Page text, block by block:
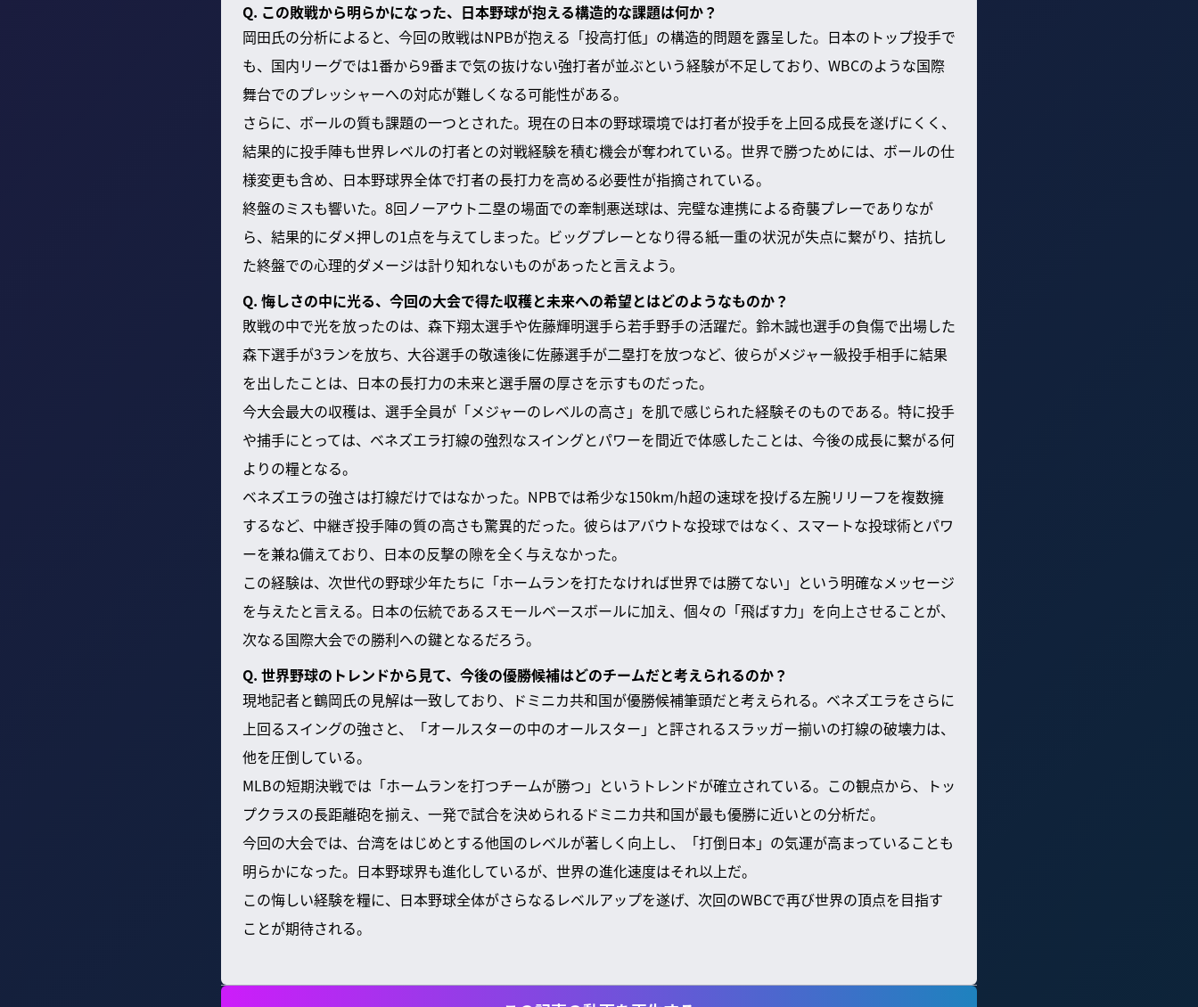
Q. この敗戦から明らかになった、日本野球が抱える構造的な課題は何か？
岡田氏の分析によると、今回の敗戦はNPBが抱える「投高打低」の構造的問題を露呈した。日本のトップ投手で
も、国内リーグでは1番から9番まで気の抜けない強打者が並ぶという経験が不足しており、WBCのような国際
舞台でのプレッシャーへの対応が難しくなる可能性がある。
さらに、ボールの質も課題の一つとされた。現在の日本の野球環境では打者が投手を上回る成長を遂げにくく、
結果的に投手陣も世界レベルの打者との対戦経験を積む機会が奪われている。世界で勝つためには、ボールの仕
様変更も含め、日本野球界全体で打者の長打力を高める必要性が指摘されている。
終盤のミスも響いた。8回ノーアウト二塁の場面での牽制悪送球は、完璧な連携による奇襲プレーでありなが
ら、結果的にダメ押しの1点を与えてしまった。ビッグプレーとなり得る紙一重の状況が失点に繋がり、拮抗し
た終盤での心理的ダメージは計り知れないものがあったと言えよう。
Q. 悔しさの中に光る、今回の大会で得た収穫と未来への希望とはどのようなものか？
敗戦の中で光を放ったのは、森下翔太選手や佐藤輝明選手ら若手野手の活躍だ。鈴木誠也選手の負傷で出場した
森下選手が3ランを放ち、大谷選手の敬遠後に佐藤選手が二塁打を放つなど、彼らがメジャー級投手相手に結果
を出したことは、日本の長打力の未来と選手層の厚さを示すものだった。
今大会最大の収穫は、選手全員が「メジャーのレベルの高さ」を肌で感じられた経験そのものである。特に投手
や捕手にとっては、ベネズエラ打線の強烈なスイングとパワーを間近で体感したことは、今後の成長に繋がる何
よりの糧となる。
ベネズエラの強さは打線だけではなかった。NPBでは希少な150km/h超の速球を投げる左腕リリーフを複数擁
するなど、中継ぎ投手陣の質の高さも驚異的だった。彼らはアバウトな投球ではなく、スマートな投球術とパワ
ーを兼ね備えており、日本の反撃の隙を全く与えなかった。
この経験は、次世代の野球少年たちに「ホームランを打たなければ世界では勝てない」という明確なメッセージ
を与えたと言える。日本の伝統であるスモールベースボールに加え、個々の「飛ばす力」を向上させることが、
次なる国際大会での勝利への鍵となるだろう。
Q. 世界野球のトレンドから見て、今後の優勝候補はどのチームだと考えられるのか？
現地記者と鶴岡氏の見解は一致しており、ドミニカ共和国が優勝候補筆頭だと考えられる。ベネズエラをさらに
上回るスイングの強さと、「オールスターの中のオールスター」と評されるスラッガー揃いの打線の破壊力は、
他を圧倒している。
MLBの短期決戦では「ホームランを打つチームが勝つ」というトレンドが確立されている。この観点から、トッ
プクラスの長距離砲を揃え、一発で試合を決められるドミニカ共和国が最も優勝に近いとの分析だ。
今回の大会では、台湾をはじめとする他国のレベルが著しく向上し、「打倒日本」の気運が高まっていることも
明らかになった。日本野球界も進化しているが、世界の進化速度はそれ以上だ。
この悔しい経験を糧に、日本野球全体がさらなるレベルアップを遂げ、次回のWBCで再び世界の頂点を目指す
ことが期待される。